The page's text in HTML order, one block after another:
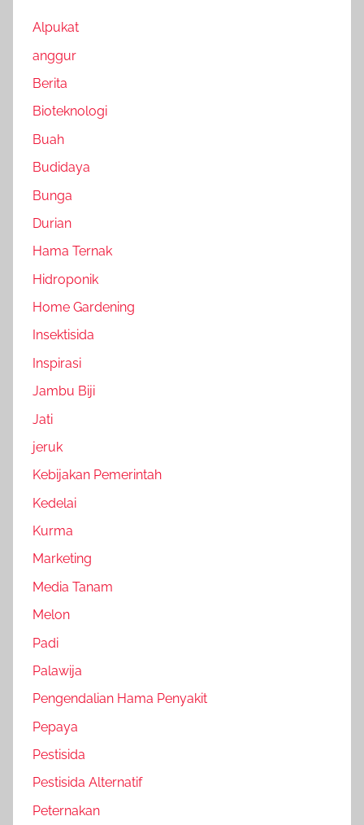
Alpukat
anggur
Berita
Bioteknologi
Buah
Budidaya
Bunga
Durian
Hama Ternak
Hidroponik
Home Gardening
Insektisida
Inspirasi
Jambu Biji
Jati
jeruk
Kebijakan Pemerintah
Kedelai
Kurma
Marketing
Media Tanam
Melon
Padi
Palawija
Pengendalian Hama Penyakit
Pepaya
Pestisida
Pestisida Alternatif
Peternakan